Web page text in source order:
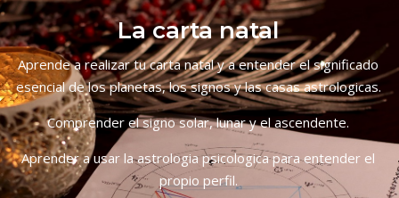
La carta natal
Aprende a realizar tu carta natal y a entender el significado
esencial de los planetas, los signos y las casas astrologicas.
Comprender el signo solar, lunar y el ascendente.
Aprender a usar la astrologia psicologica para entender el
propio perfil.